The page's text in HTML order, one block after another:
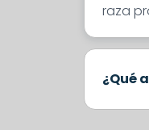
raza
¿Qué